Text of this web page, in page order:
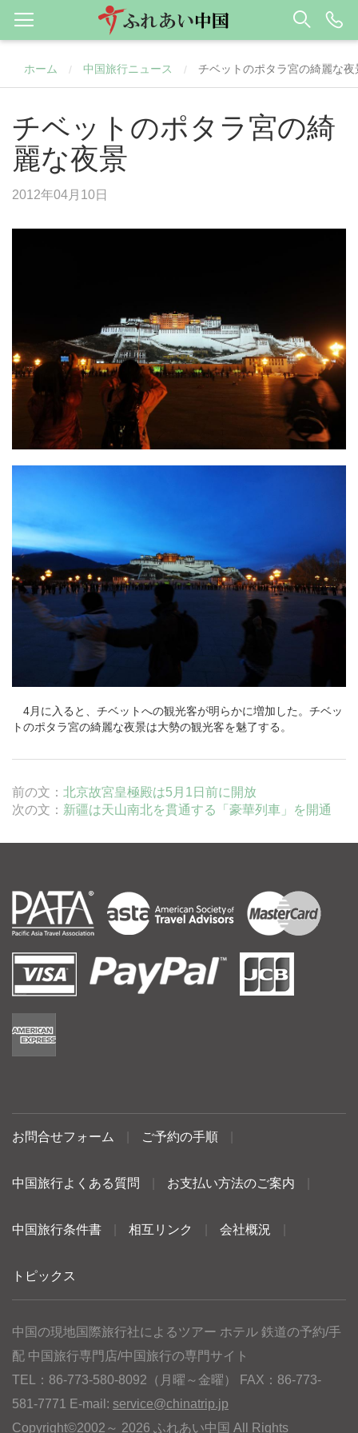
ホーム / 中国旅行ニュース / チベットのポタラ宮の綺麗な夜
チベットのポタラ宮の綺
麗な夜景
2012年04月10日
4月に入ると、 チベットへの観光客が明らかに増加した。チベッ
トのポタラ宮の綺麗な夜景は大勢の観光客を魅了する。
前の文： 北京故宮皇極殿は5月1日前に開放
次の文： 新疆は天山南北を貫通する「豪華列車」を開通
お問合せフォーム ご予約の手順
中国旅行よくある質問 お支払い方法のご案内
中国旅行条件書 相互リンク 会社概況
トピックス
中国の現地国際旅行社によるツアー ホテル 鉄道の予約/手
配 中国旅行専門店/中国旅行の専門サイト
TEL：86-773-580-8092（月曜～金曜） FAX：86-773-
581-7771 E-mail: service@chinatrip.jp
Copyright©2002～ 2026 ふれあい中国 All Rights